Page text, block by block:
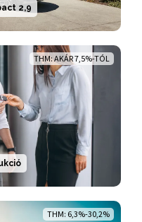
2,9
THM: AKÁR 7,5%-TÓL
THM: 6,3%-30,2%